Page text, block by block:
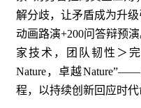
解分歧，让矛盾成为升
动画路演+200问答辩预
家技术，团队韧性＞
Nature，卓越
程，以持续创新回应时代